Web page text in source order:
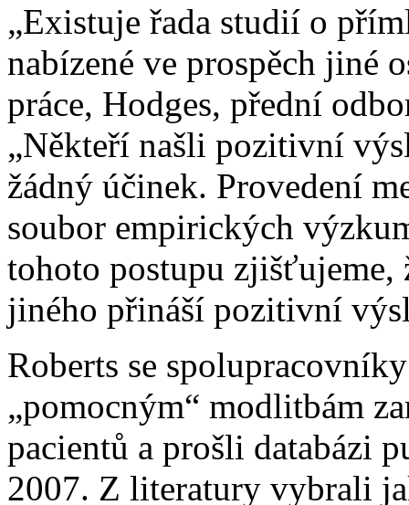
„Existuje řada studií o
nabízené ve prospěch jiné
práce, Hodges, přední
„Někteří našli pozitivní
žádný účinek. Provedení
soubor empirických
tohoto postupu zjišťujeme,
jiného přináší pozitivní
Roberts se
„pomocným“ modlitbám
pacientů a prošli databázi
2007. Z literatury vybrali